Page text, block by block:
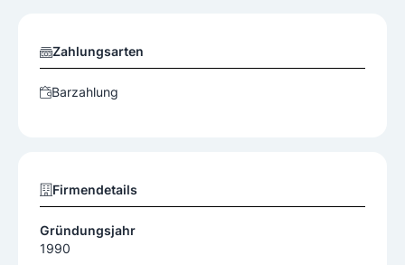
Zahlungsarten
Barzahlung
Firmendetails
Gründungsjahr
1990